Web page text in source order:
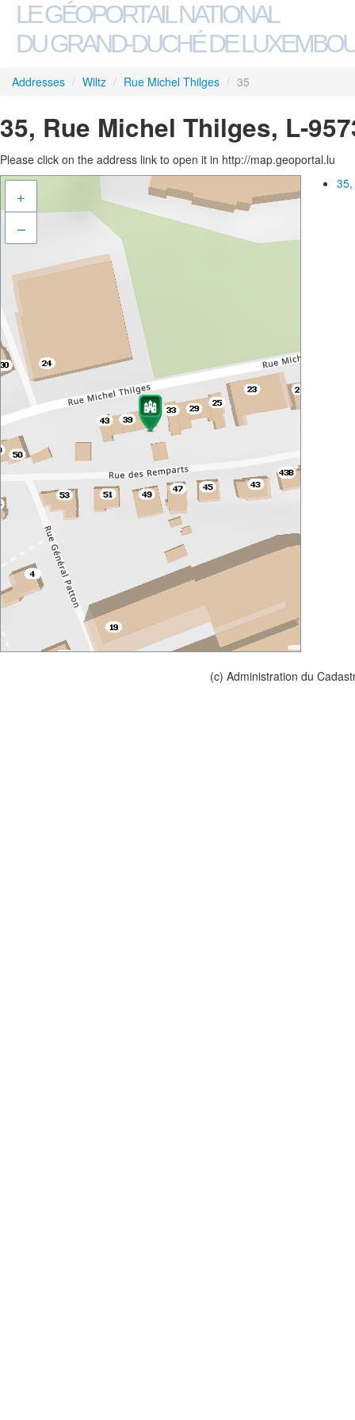
LE GÉOPORTAIL NATIONAL
DU GRAND-DUCHÉ DE
Addresses / Wiltz / Rue Michel Thilges / 35
35, Rue Michel Thilges, L-
Please click on the address link to open it in http://map.geoportal.lu
+
–
(c) Administration du